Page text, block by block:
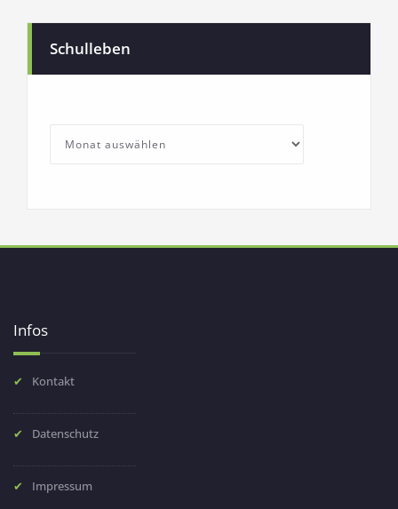
Schulleben
Infos
Kontakt
Datenschutz
Impressum